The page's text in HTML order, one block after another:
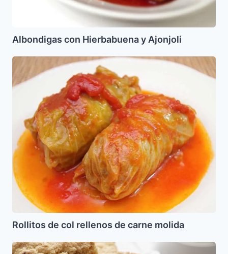
Albondigas con Hierbabuena y Ajonjoli
de
col
rellenos
carne
molida
Rollitos de col rellenos de carne molida
Cuadraditos